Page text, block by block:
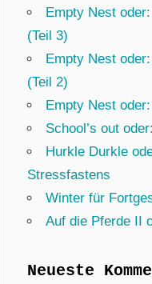
Empty Nest
(Teil 3)
Empty Nest
(Teil 2)
Empty Nest
School’s out
Hurkle Durkle
Stressfastens
Winter für
Auf die Pferde II
Neueste